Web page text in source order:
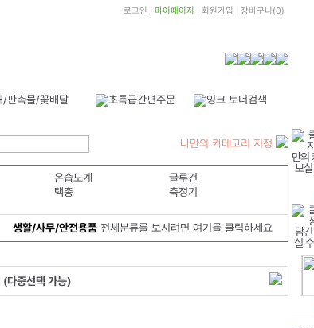
로그인 마이페이지 회원가입 장바구니 (0)
나만의 카테고리 지정
온습도계
글루건
택총
측정기
생활/사무/안전용품전체분류를 보시려면 여기를 클릭하세요
(다중선택 가능)